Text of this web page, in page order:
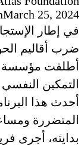
March 25, 2024
في إطار
ضرب أقاليم
التمكين
أحدث هذا
المتضررة